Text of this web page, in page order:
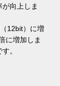
向上しま
12bit）に増
に増加しま
。